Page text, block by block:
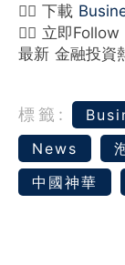
👉🏻 下載
👉🏻 立即
最新 金融投資
標籤:
News
中國神華